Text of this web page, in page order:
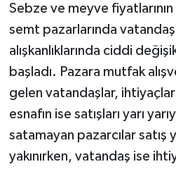
Sebze ve meyve
semt pazarlarında
alışkanlıklarında ciddi
başladı. Pazara mutfak
gelen vatandaşlar,
esnafın ise satışları yarı
satamayan pazarcılar satış
yakınırken, vatandaş ise